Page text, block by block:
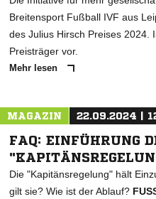
Breitensport Fußball IVF aus
des Julius Hirsch Preises 2024.
Preisträger vor.
Mehr lesen
MAGAZIN 22.09.2024 |
FAQ: EINFÜHRUNG
Die "Kapitänsregelung" hält
gilt sie? Wie ist der Ablauf?